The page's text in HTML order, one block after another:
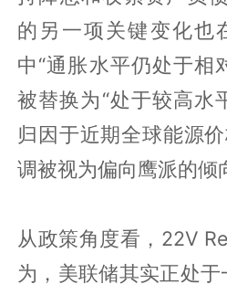
的另一项关键变化也
中“通胀水平仍处于相
被替换为“处于较高水
归因于近期全球能源
调被视为偏向鹰派的倾
从政策角度看，22V
为，美联储其实正处